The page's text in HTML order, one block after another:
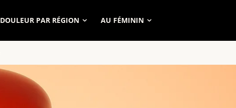
DOULEUR PAR RÉGION AU FÉMININ